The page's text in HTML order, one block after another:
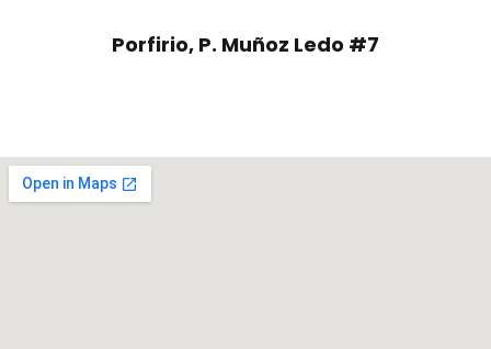
Porfirio, P. Muñoz Ledo #7